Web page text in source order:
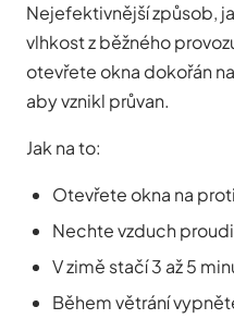
Nejefektivnější způsob,
vlhkost z běžného
otevřete okna dokořán
aby vznikl průvan.
Jak na to:
Otevřete okna na
Nechte vzduch
V zimě stačí 3 až 5
Během větrání